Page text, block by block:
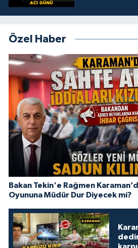
Özel Haber
Bakan Tekin'e Rağmen
Oyununa Müdür Dur Diyecek mi?